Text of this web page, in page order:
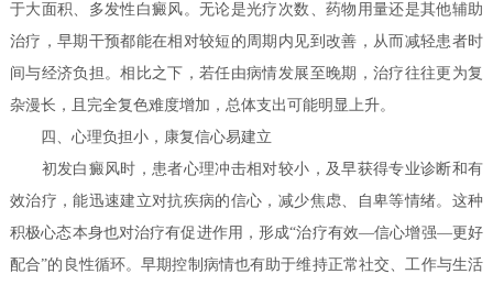
于大面积、多发性白癜风。无论是光疗次数、药物用量还是其他辅助
治疗，早期干预都能在相对较短的周期内见到改善，从而减轻患者时
间与经济负担。相比之下，若任由病情发展至晚期，治疗往往更为复
杂漫长，且完全复色难度增加，总体支出可能明显上升。
四、心理负担小，康复信心易建立
初发白癜风时，患者心理冲击相对较小，及早获得专业诊断和有
效治疗，能迅速建立对抗疾病的信心，减少焦虑、自卑等情绪。这种
积极心态本身也对治疗有促进作用，形成“治疗有效—信心增强—更好
配合”的良性循环。早期控制病情也有助于维持正常社交、工作与生活